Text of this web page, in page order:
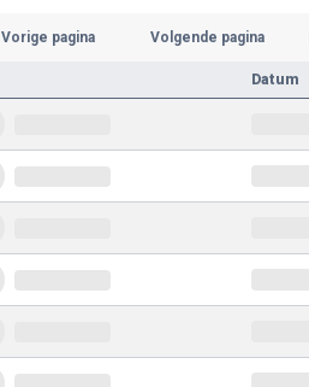
Vorige pagina Volgende pagina
Datum